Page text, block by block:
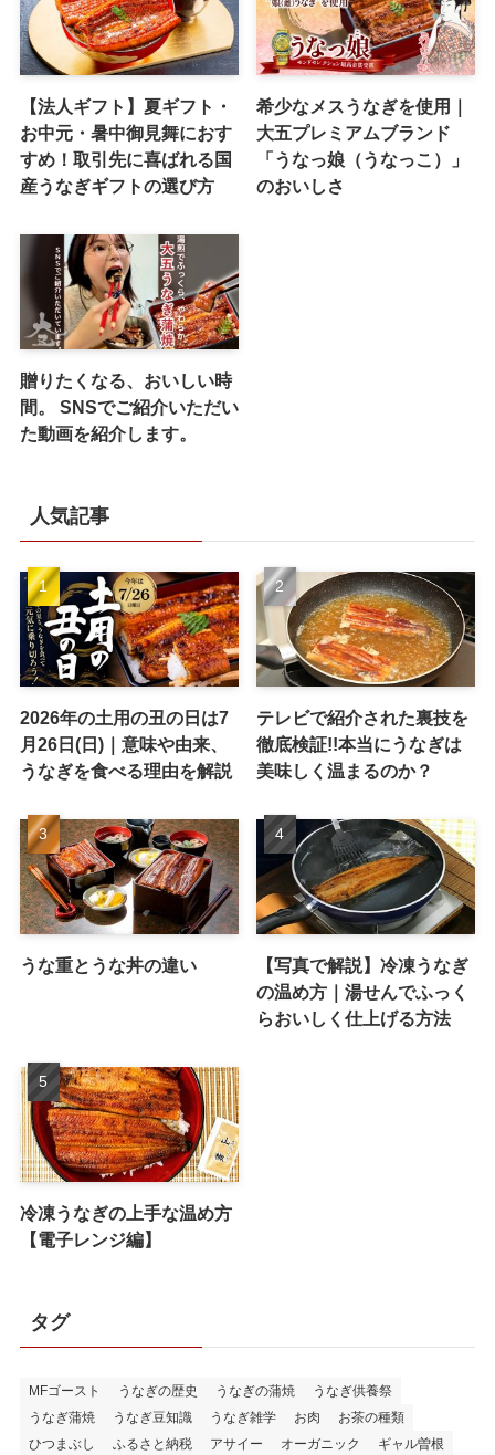
【法人ギフト】夏ギフト・
お中元・暑中御見舞におす
すめ！取引先に喜ばれる国
産うなぎギフトの選び方
希少なメスうなぎを使用｜
大五プレミアムブランド
「うなっ娘（うなっこ）」
のおいしさ
贈りたくなる、おいしい時
間。 SNSでご紹介いただい
た動画を紹介します。
人気記事
2026年の土用の丑の日は7
月26日(日)｜意味や由来、
うなぎを食べる理由を解説
テレビで紹介された裏技を
徹底検証!!本当にうなぎは
美味しく温まるのか？
うな重とうな丼の違い
【写真で解説】冷凍うなぎ
の温め方｜湯せんでふっく
らおいしく仕上げる方法
冷凍うなぎの上手な温め方
【電子レンジ編】
タグ
MFゴースト うなぎの歴史 うなぎの蒲焼
うなぎ供養祭
うなぎ蒲焼
うなぎ豆知識 うなぎ雑学 お肉
お茶の種類
ひつまぶし
ふるさと納税 アサイー オーガニック ギャル曽根